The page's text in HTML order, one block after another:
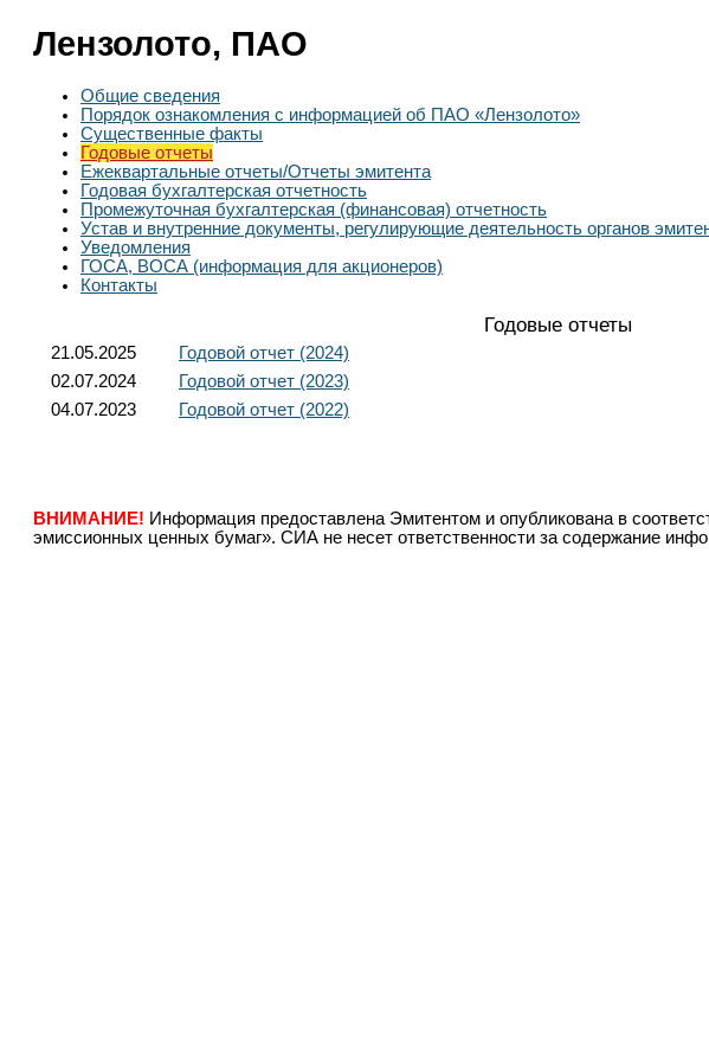
Лензолото, ПАО
Общие сведения
Порядок ознакомления с информацией об ПАО «Лензолото»
Существенные факты
Годовые отчеты
Ежеквартальные отчеты/Отчеты эмитента
Годовая бухгалтерская отчетность
Промежуточная бухгалтерская (финансовая) отчетность
Устав и внутренние документы, регулирующие деятельность органов
Уведомления
ГОСА, ВОСА (информация для акционеров)
Контакты
Годовые отчеты
21.05.2025 Годовой отчет (2024)
02.07.2024
Годовой отчет (2023)
04.07.2023
Годовой отчет (2022)
ВНИМАНИЕ! Информация предоставлена Эмитентом и опубликована в
эмиссионных ценных бумаг». СИА не несет ответственности за содержание